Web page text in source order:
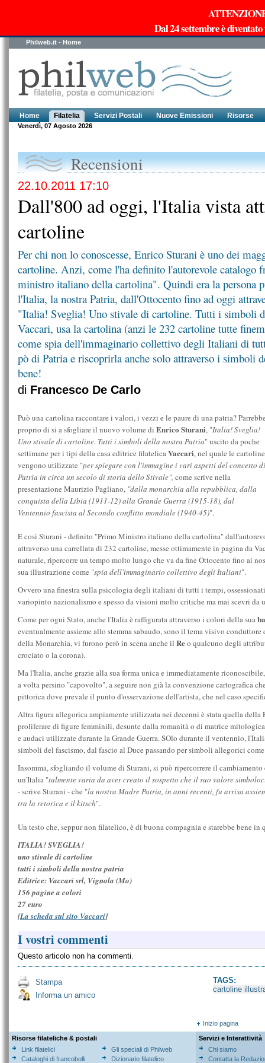
Dal 24 settembre è
Philweb.it - Home
Home Filatelia Servizi Postali Nuove Emissioni Risorse
Venerdì, 07 Agosto 2026
Recensioni
22.10.2011 17:10
Dall'800 ad oggi, l'Italia vista
cartoline
Per chi non lo conoscesse, Enrico Sturani è uno dei
cartoline. Anzi, come l'ha definito l'autorevole catalogo
ministro italiano della cartolina". Quindi era la persona
l'Italia, la nostra Patria, dall'Ottocento fino ad oggi
"Italia! Sveglia! Uno stivale di cartoline. Tutti i simboli
Vaccari, usa la cartolina (anzi le 232 cartoline tutte
come spia dell'immaginario collettivo degli Italiani di
pò di Patria e riscoprirla anche solo attraverso i simboli
bene!
di Francesco De Carlo
Può una cartolina raccontare i valori, i vezzi e le paure di una patria?
proprio di si a sfogliare il nuovo volume di Enrico Sturani, "Italia! Sveglia!
Uno stivale di cartoline. Tutti i simboli della nostra Patria" uscito da poche
settimane per i tipi della casa editrice filatelicaVaccari, nel quale le cartoline
vengono utilizzate "per spiegare con l'immagine i vari aspetti del concetto di
Patria in circa un secolo di storia dello Stivale", come scrive nella
presentazione Maurizio Pagliano, "dalla monarchia alla repubblica, dalla
conquista della Libia (1911-12) alla Grande Guerra (1915-18), dal
Ventennio fascista al Secondo conflitto mondiale (1940-45)".
E così Sturani - definito "Primo Ministro italiano della cartolina"
attraverso una carrellata di 232 cartoline, messe ottimamente in pagina da
naturale, ripercorre un tempo molto lungo che va da fine Ottocento fino ai
sua illustrazione come "spia dell'immaginario collettivo degli Italiani".
Ovvero una finestra sulla psicologia degli italiani di tutti i tempi,
variopinto nazionalismo e spesso da visioni molto critiche ma mai scevri da
Come per ogni Stato, anche l'Italia è raffigurata attraverso i colori della sua
eventualmente assieme allo stemma sabaudo, sono il tema visivo
della Monarchia, vi furono però in scena anche il Reo qualcuno degli
crociato o la corona).
Ma l'Italia, anche grazie alla sua forma unica e immediatamente
a volta persino "capovolto", a seguire non già la convenzione cartografica
pittorica dove prevale il punto d'osservazione dell'artista, che nel caso
Altra figura allegorica ampiamente utilizzata nei decenni è stata quella della
proliferare di figure femminili, desunte dalla romanità o di matrice
e audaci utilizzate durante la Grande Guerra. SOlo durante il ventennio,
simboli del fascismo, dal fascio al Duce passando per simboli allegorici
Insomma, sfogliando il volume di Sturani, si può ripercorrere il
un'Italia "talmente varia da aver creato il sospetto che il suo valore
- scrive Sturani - che "la nostra Madre Patria, in anni recenti, fu arrisa
tra la retorica e il kitsch".
Un testo che, seppur non filatelico, è di buona compagnia e starebbe bene
ITALIA! SVEGLIA!
uno stivale di cartoline
tutti i simboli della nostra patria
Editrice: Vaccari srl, Vignola (Mo)
156 pagine a colori
27 euro
[La scheda sul sito Vaccari]
I vostri commenti
Questo articolo non ha commenti.
Stampa
Informa un amico
TAGS:
cartoline
Inizio pagina
Risorse filateliche & postali
Link filatelici
Cataloghi di francobolli
Gli speciali di Philweb
Dizionario filatelico
Servizi e Interattività
Chi siamo
Contatta la